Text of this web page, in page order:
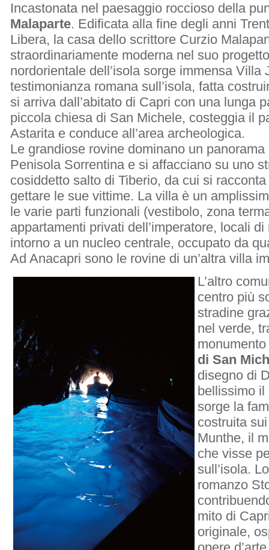
Incastonata nel paesaggio roccioso della
Malaparte. Edificata alla fine degli anni
Libera, la casa dello scrittore Curzio
straordinariamente moderna nel suo
nordorientale dell’isola sorge immensa Villa
testimonianza romana sull’isola, fatta
si arriva dall’abitato di Capri con una lunga
piccola chiesa di San Michele, costeggia il
Astarita e conduce all’area archeologica.
Le grandiose rovine dominano un
Penisola Sorrentina e si affacciano su uno
cosiddetto salto di Tiberio, da cui si
gettare le sue vittime. La villa è un
le varie parti funzionali (vestibolo, zona
appartamenti privati dell’imperatore, locali
intorno a un nucleo centrale, occupato da
Ad Anacapri sono le rovine di un’altra villa
L’altro
centro più
stradine
nel verde,
di San
disegno di
bellissimo il
sorge la
costruita
Munthe, il
che visse
sull’isola.
romanzo
mito di
originale,